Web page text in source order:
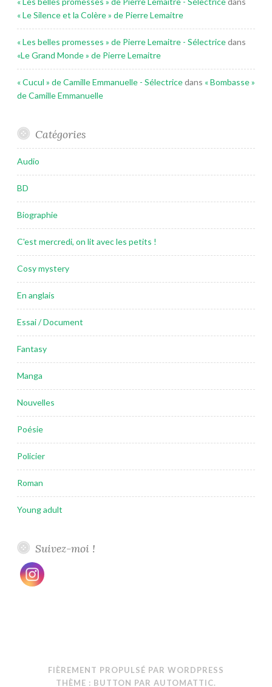
« Le Silence et la Colère » de Pierre Lemaitre
« Les belles promesses » de Pierre Lemaitre - Sélectricedans
«Le Grand Monde » de Pierre Lemaitre
« Cucul » de Camille Emmanuelle - Sélectricedans « Bombasse »
de Camille Emmanuelle
Catégories
Audio
BD
Biographie
C'est mercredi, on lit avec les petits !
Cosy mystery
En anglais
Essai / Document
Fantasy
Manga
Nouvelles
Poésie
Policier
Roman
Young adult
Suivez-moi !
FIÈREMENT PROPULSÉ PAR WORDPRESS
THÈME : BUTTON PAR AUTOMATTIC.